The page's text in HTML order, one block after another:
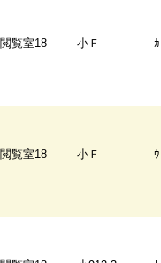
閲覧室18 小Ｆ ｶ
閲覧室18 小Ｆ ｳ